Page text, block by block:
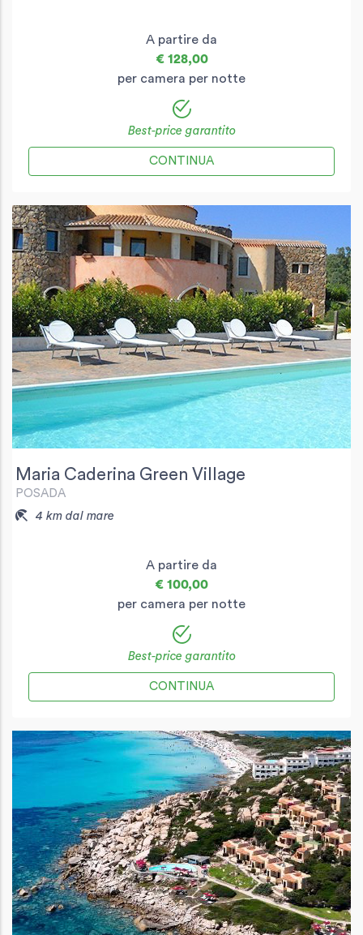
A partire da
€ 128,00
per camera per notte
Best-price garantito
CONTINUA
Maria Caderina Green Village
POSADA
4 km dal mare
A partire da
€ 100,00
per camera per notte
Best-price garantito
CONTINUA